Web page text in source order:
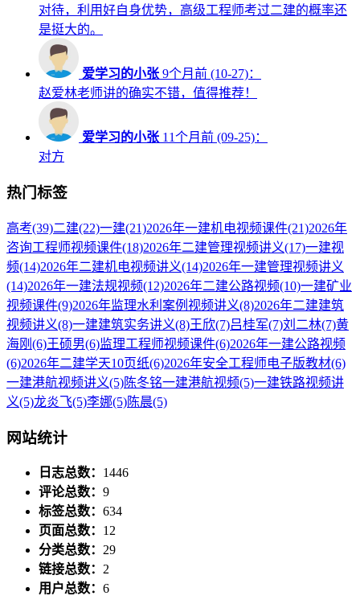
对待，利用好自身优势，高级工程师考过二建的概率还
是挺大的。
爱学习的小张 9个月前 (10-27)：
赵爱林老师讲的确实不错，值得推荐！
爱学习的小张 11个月前 (09-25)：
对方
热门标签
高考(39)二建(22)一建(21)2026年一建机电视频课件(21)2026年
咨询工程师视频课件(18)2026年二建管理视频讲义(17)一建视
频(14)2026年二建机电视频讲义(14)2026年一建管理视频讲义
(14)2026年一建法规视频(12)2026年二建公路视频(10)一建矿业
视频课件(9)2026年监理水利案例视频讲义(8)2026年二建建筑
视频讲义(8)一建建筑实务讲义(8)王欣(7)吕桂军(7)刘二林(7)黄
海刚 (6)王硕男(6)监理工程师视频课件(6)2026年一建公路视频
(6)2026年二建学天10页纸(6)2026年安全工程师电子版教材(6)
一建港航视频讲义(5)陈冬铭一建港航视频(5)一建铁路视频讲
义(5)龙炎飞(5)李娜(5)陈晨(5)
网站统计
日志总数： 1446
评论总数： 9
标签总数： 634
页面总数： 12
分类总数： 29
链接总数： 2
用户总数： 6